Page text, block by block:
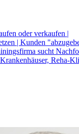
oder verkaufen |
| Kunden
sucht
Reha-